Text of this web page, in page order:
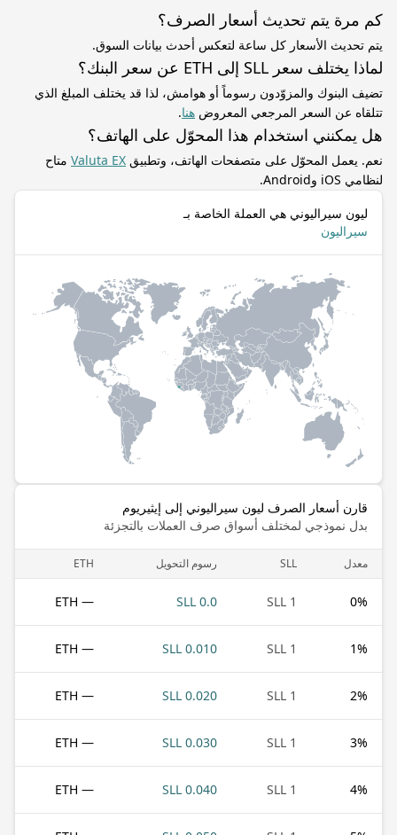
كم مرة يتم تحديث أسعار الصرف؟
يتم تحديث الأسعار كل ساعة لتعكس أحدث بيانات السوق.
لماذا يختلف سعر SLL إلى ETH عن سعر البنك؟
تضيف البنوك والمزوّدون رسوماً أو هوامش، لذا قد يختلف المبلغ الذي
تتلقاه عن السعر المرجعي المعروض هنا.
هل يمكنني استخدام هذا المحوّل على الهاتف؟
نعم. يعمل المحوّل على متصفحات الهاتف، وتطبيق Valuta EX متاح
لنظامي iOS وAndroid.
ليون سيراليوني هي العملة الخاصة بـ
سيراليون
قارن أسعار الصرف ليون سيراليوني إلى إيثيريوم
بدل نموذجي لمختلف أسواق صرف العملات بالتجزئة
معدل SLL رسوم التحويل ETH
0%
1 SLL
0.0 SLL
— ETH
1%
1 SLL
0.010 SLL
— ETH
2%
1 SLL
0.020 SLL
— ETH
3%
1 SLL
0.030 SLL
— ETH
4%
1 SLL
0.040 SLL
— ETH